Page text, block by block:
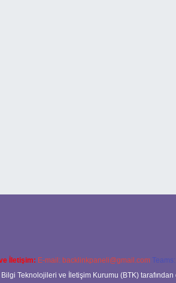
İletişim: E-mail: backlinkpaneli@gmail.com Teams:
Teknolojileri ve İletişim Kurumu (BTK)